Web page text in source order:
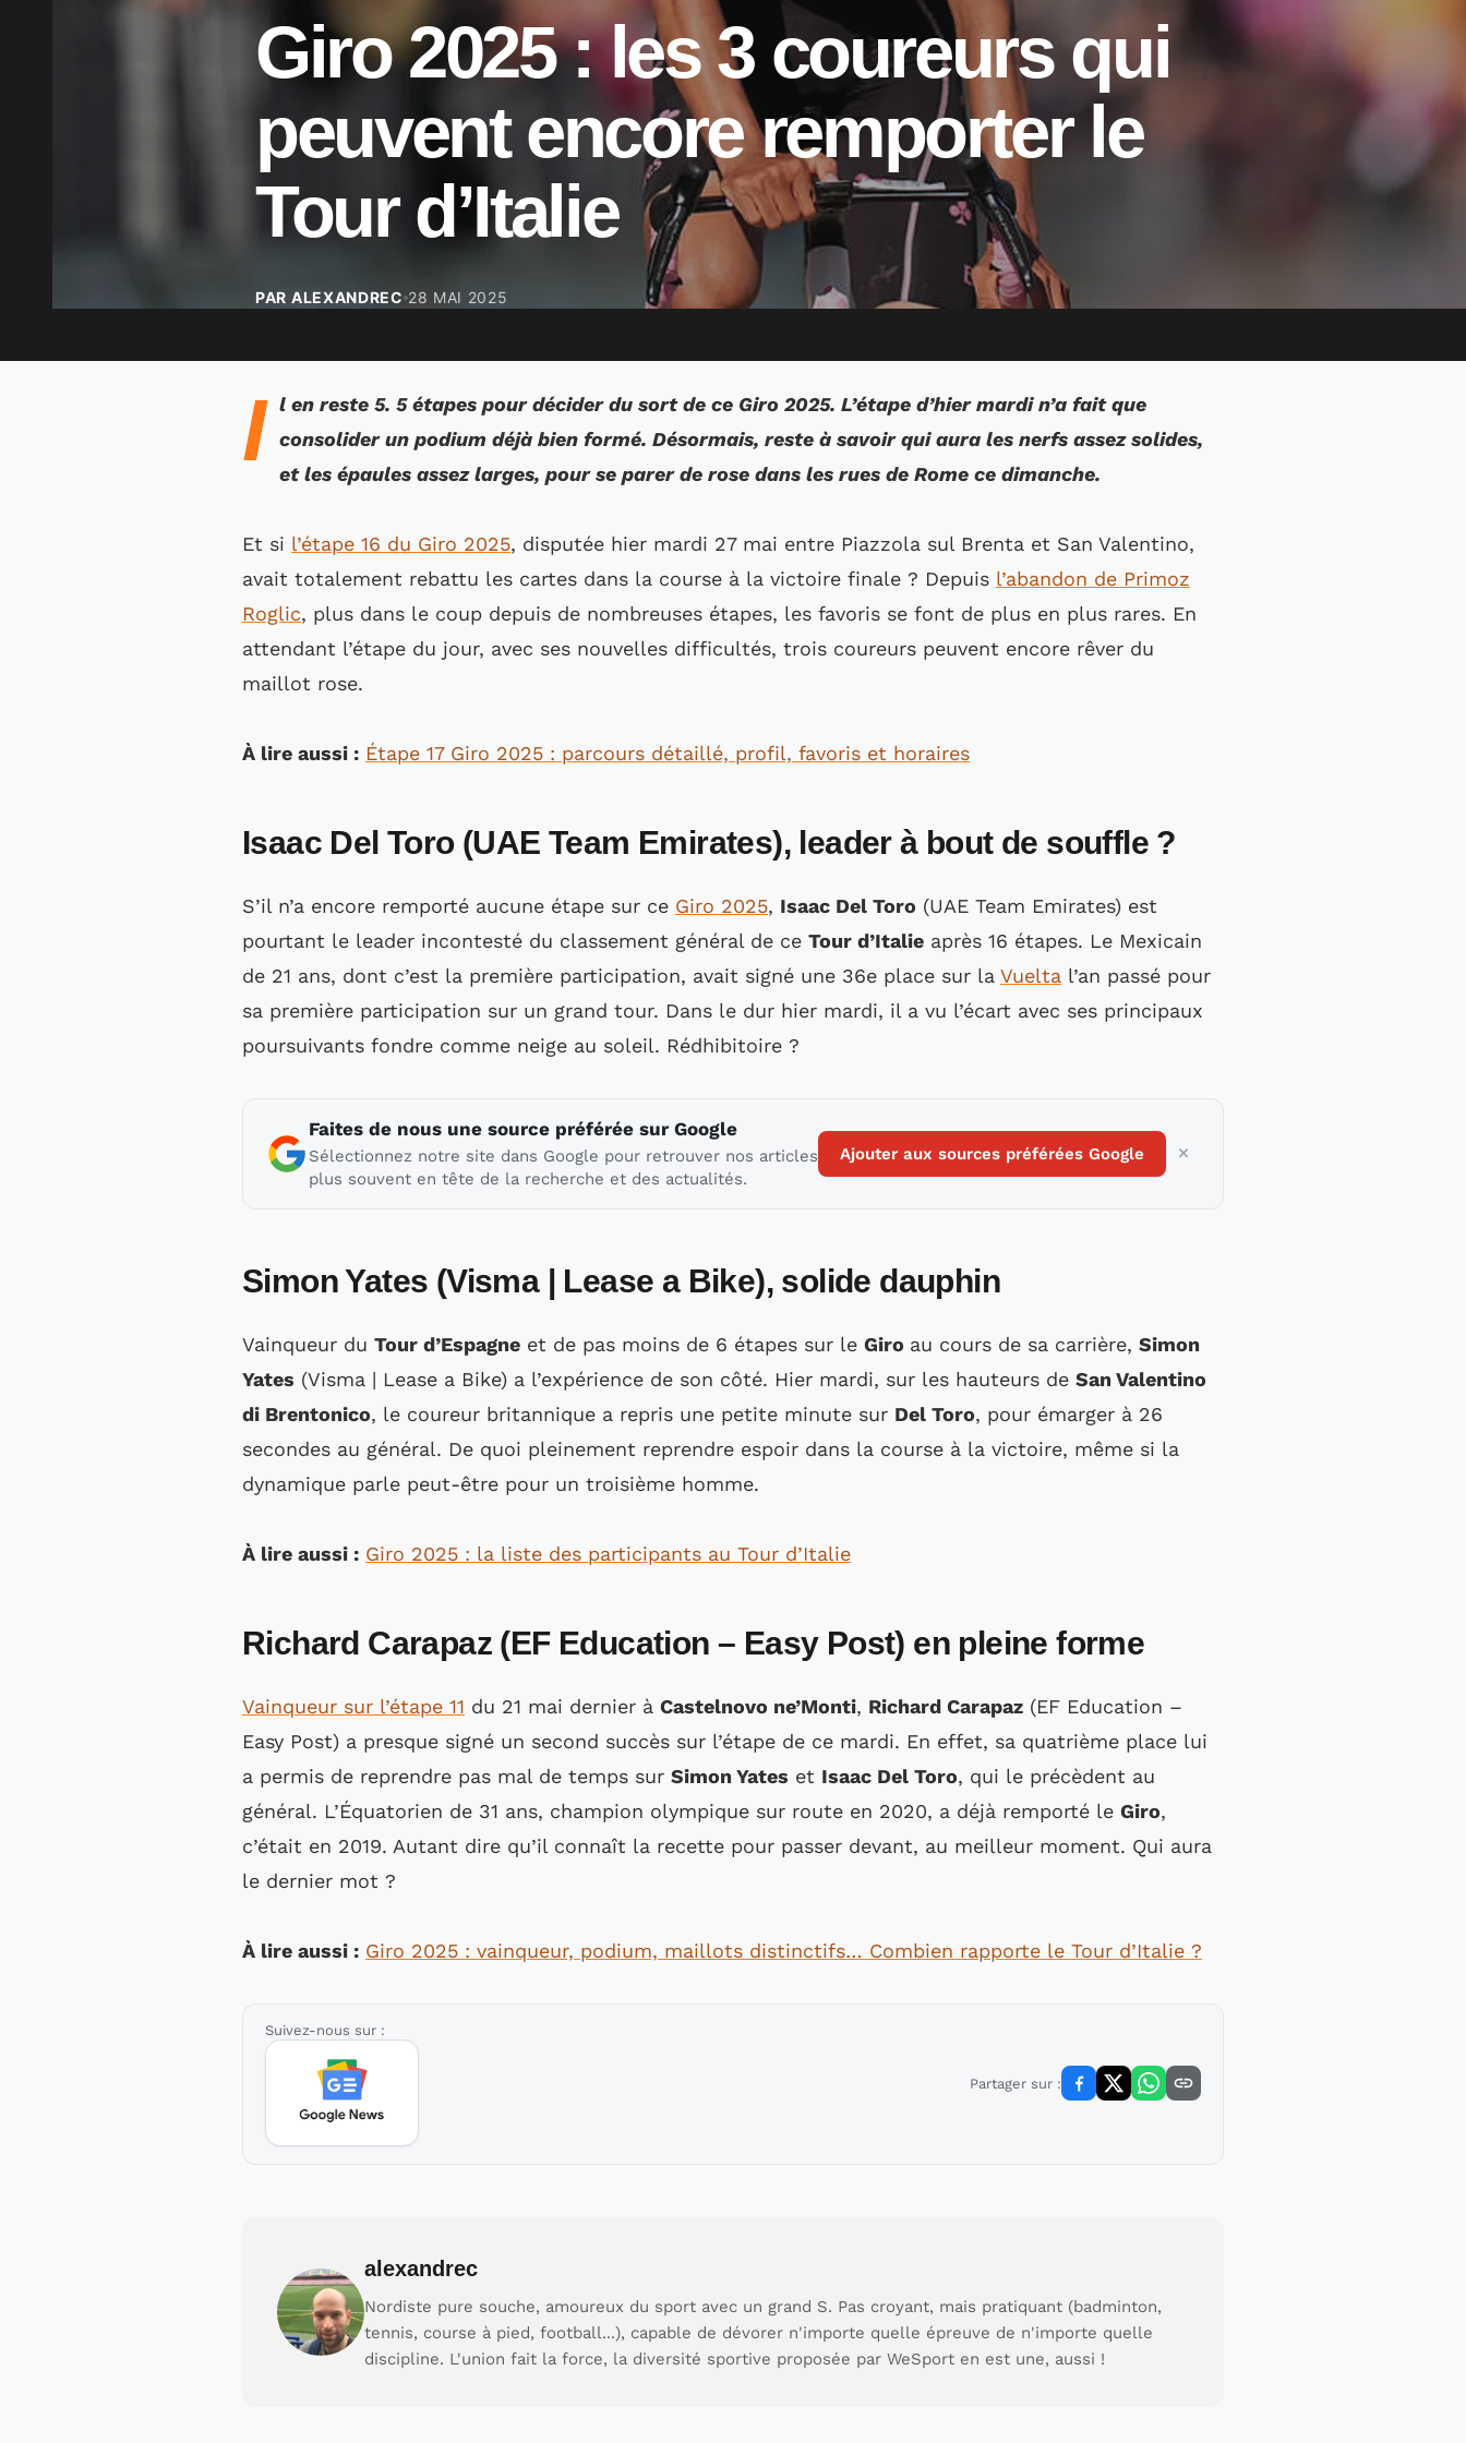
Giro 2025 : les 3 coureurs qui
peuvent encore remporter le
Tour d’Italie
PAR ALEXANDREC 28 MAI 2025
I l en reste 5. 5 étapes pour décider du sort de ce Giro 2025. L’étape d’hier mardi n’a fait que
consolider un podium déjà bien formé. Désormais, reste à savoir qui aura les nerfs assez solides,
et les épaules assez larges, pour se parer de rose dans les rues de Rome ce dimanche.
Et si l’étape 16 du Giro 2025, disputée hier mardi 27 mai entre Piazzola sul Brenta et San Valentino,
avait totalement rebattu les cartes dans la course à la victoire finale ? Depuis l’abandon de Primoz
Roglic, plus dans le coup depuis de nombreuses étapes, les favoris se font de plus en plus rares. En
attendant l’étape du jour, avec ses nouvelles difficultés, trois coureurs peuvent encore rêver du
maillot rose.
À lire aussi : Étape 17 Giro 2025 : parcours détaillé, profil, favoris et horaires
Isaac Del Toro (UAE Team Emirates), leader à bout de souffle ?
S’il n’a encore remporté aucune étape sur ce Giro 2025, Isaac Del Toro (UAE Team Emirates) est
pourtant le leader incontesté du classement général de ce Tour d’Italie après 16 étapes. Le Mexicain
de 21 ans, dont c’est la première participation, avait signé une 36e place sur la Vuelta l’an passé pour
sa première participation sur un grand tour. Dans le dur hier mardi, il a vu l’écart avec ses principaux
poursuivants fondre comme neige au soleil. Rédhibitoire ?
Faites de nous une source préférée sur Google
Sélectionnez notre site dans Google pour retrouver nos articles
plus souvent en tête de la recherche et des actualités.
Ajouter aux sources préférées Google
Simon Yates (Visma | Lease a Bike), solide dauphin
Vainqueur du Tour d’Espagne et de pas moins de 6 étapes sur le Giro au cours de sa carrière, Simon
Yates (Visma | Lease a Bike) a l’expérience de son côté. Hier mardi, sur les hauteurs de San Valentino
di Brentonico, le coureur britannique a repris une petite minute sur Del Toro, pour émarger à 26
secondes au général. De quoi pleinement reprendre espoir dans la course à la victoire, même si la
dynamique parle peut-être pour un troisième homme.
À lire aussi : Giro 2025 : la liste des participants au Tour d’Italie
Richard Carapaz (EF Education – Easy Post) en pleine forme
Vainqueur sur l’étape 11 du 21 mai dernier à Castelnovo ne’Monti, Richard Carapaz (EF Education –
Easy Post) a presque signé un second succès sur l’étape de ce mardi. En effet, sa quatrième place lui
a permis de reprendre pas mal de temps sur Simon Yates et Isaac Del Toro, qui le précèdent au
général. L’Équatorien de 31 ans, champion olympique sur route en 2020, a déjà remporté le Giro,
c’était en 2019. Autant dire qu’il connaît la recette pour passer devant, au meilleur moment. Qui aura
le dernier mot ?
À lire aussi : Giro 2025 : vainqueur, podium, maillots distinctifs… Combien rapporte le Tour d’Italie ?
Suivez-nous sur :
Partager sur :
alexandrec
Nordiste pure souche, amoureux du sport avec un grand S. Pas croyant, mais pratiquant (badminton,
tennis, course à pied, football...), capable de dévorer n'importe quelle épreuve de n'importe quelle
discipline. L'union fait la force, la diversité sportive proposée par WeSport en est une, aussi !